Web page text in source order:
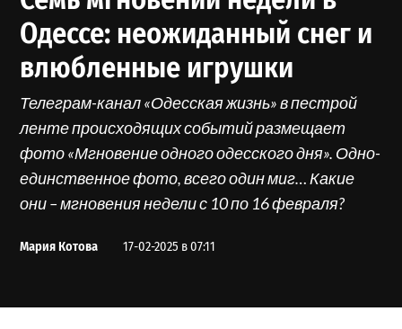
Одессе: неожиданный снег и
влюбленные игрушки
Телеграм-канал «Одесская жизнь» в пестрой
ленте происходящих событий размещает
фото «Мгновение одного одесского дня». Одно-
единственное фото, всего один миг… Какие
они – мгновения недели с 10 по 16 февраля?
Мария Котова 17-02-2025 в 07:11